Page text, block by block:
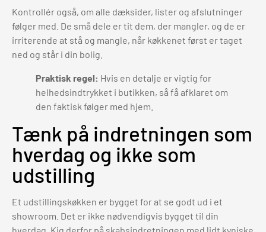
Kontrollér også, om alle dæksider, lister og afslutninger
følger med. De små dele er tit dem, der mangler, og de er
irriterende at stå og mangle, når køkkenet først er taget
ned og står i din bolig.
Praktisk regel: Hvis en detalje er vigtig for
helhedsindtrykket i butikken, så få afklaret om
den faktisk følger med hjem.
Tænk på indretningen som
hverdag og ikke som
udstilling
Et udstillingskøkken er bygget for at se godt ud i et
showroom. Det er ikke nødvendigvis bygget til din